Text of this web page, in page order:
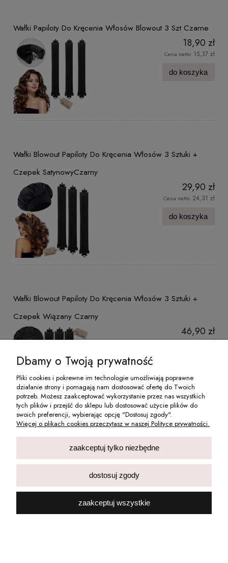
Wałki Papiloty Do Kręcenia Włosów Blowout 3 Szt Czarne
18,90 zł
Cena netto: 15,37 zł
do koszyka
Wałki Blowout Papiloty Do Kręcenia Włosów 3 Sztuki +
Czepek SatynowyCzarny
29,90 zł
Cena netto: 24,31 zł
do koszyka
Wałki Blowout Papiloty Do Kręcenia Włosów 3 Sztuki +
Czepek Wiązany Czarny
46,90 zł
Cena netto:38,13 zł
WAŁKI LOKÓWKI PAPILOTY SPIRALE DO KRĘCENIA
WŁOSÓW LOKÓW ZESTAW GUMKI 22 SZT
Cena netto:12,93 zł
Dbamy o Twoją prywatność
Pliki cookies i pokrewne im technologie umożliwiają poprawne
działanie strony i pomagają nam dostosować ofertę do Twoich
potrzeb. Możesz zaakceptować wykorzystanie przez nas wszystkich
tych plików i przejść do sklepu lub dostosować użycie plików do
swoich preferencji, wybierając opcję "Dostosuj zgody".
Więcej o plikach cookies przeczytasz w naszej Polityce prywatności.
zaakceptuj tylko niezbędne
dostosuj zgody
zaakceptuj wszystkie